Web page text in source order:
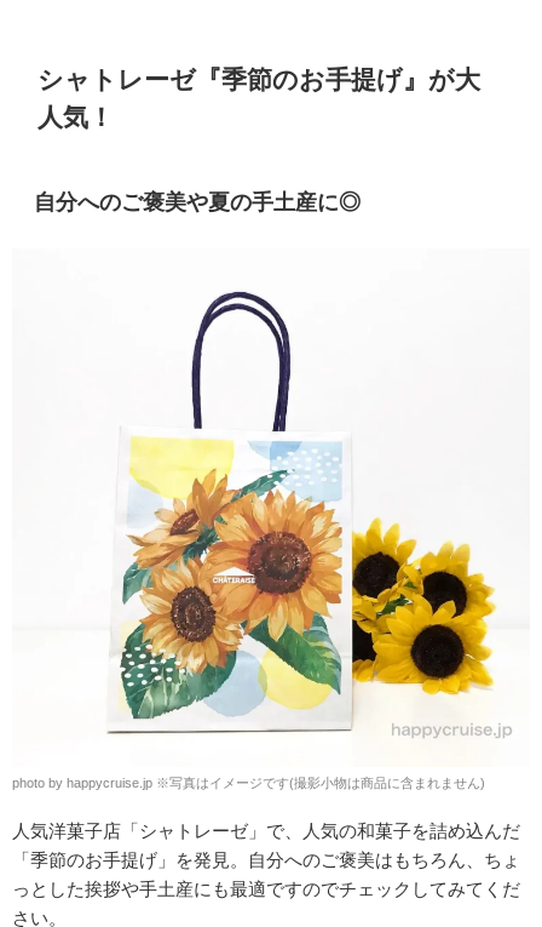
シャトレーゼ『季節のお手提げ』が大
人気！
自分へのご褒美や夏の手土産に◎
photo by happycruise.jp ※写真はイメージです(撮影小物は商品に含まれません)
人気洋菓子店「シャトレーゼ」で、人気の和菓子を詰め込んだ
「季節のお手提げ」を発見。自分へのご褒美はもちろん、ちょ
っとした挨拶や手土産にも最適ですのでチェックしてみてくだ
さい。